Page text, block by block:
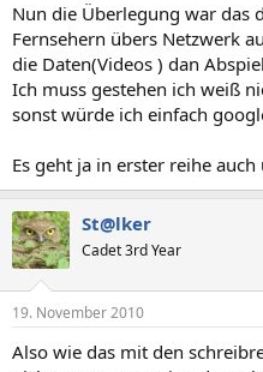
Nun die Überlegung war das
Fernsehern übers Netzwerk
die Daten(Videos ) dan
Ich muss gestehen ich weiß
sonst würde ich einfach
Es geht ja in erster reihe
St@lker
Cadet 3rd Year
19. November 2010
Also wie das mit den